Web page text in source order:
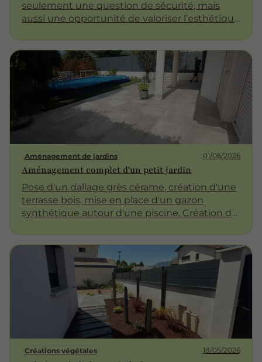
seulement une question de sécurité, mais
aussi une opportunité de valoriser l’esthétique
peut transformer l'apparence de votre jardin
tout en offrant une protection contre les
intrusions. Dans cet article, nous allons
explorer les différents aspects de la pose de
clôtures, en soulignant l'importance de choisir
une clôture adaptée à vos besoins et à votre
Aménagement de jardins 01/06/2026
Aménagement complet d'un petit jardin
Pose d'un dallage grès cérame, création d'une
terrasse bois, mise en place d'un gazon
synthétique autour d'une piscine. Création de
Créations végétales 18/05/2026